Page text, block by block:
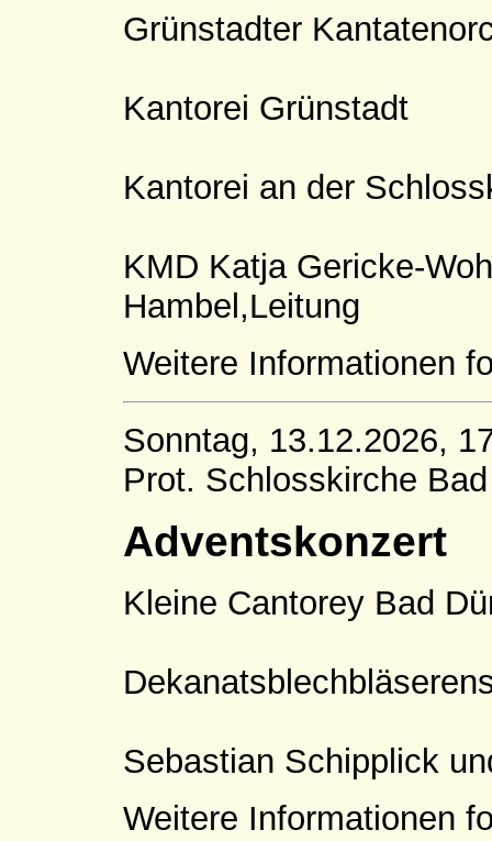
Grünstadter
Kantorei Grünstadt
Kantorei an der
KMD Katja Gericke-
Hambel,Leitung
Weitere Informationen
Sonntag, 13.12.2026,
Prot. Schlosskirche
Adventskonzert
Kleine Cantorey Bad
Sebastian Schipplick
Weitere Informationen